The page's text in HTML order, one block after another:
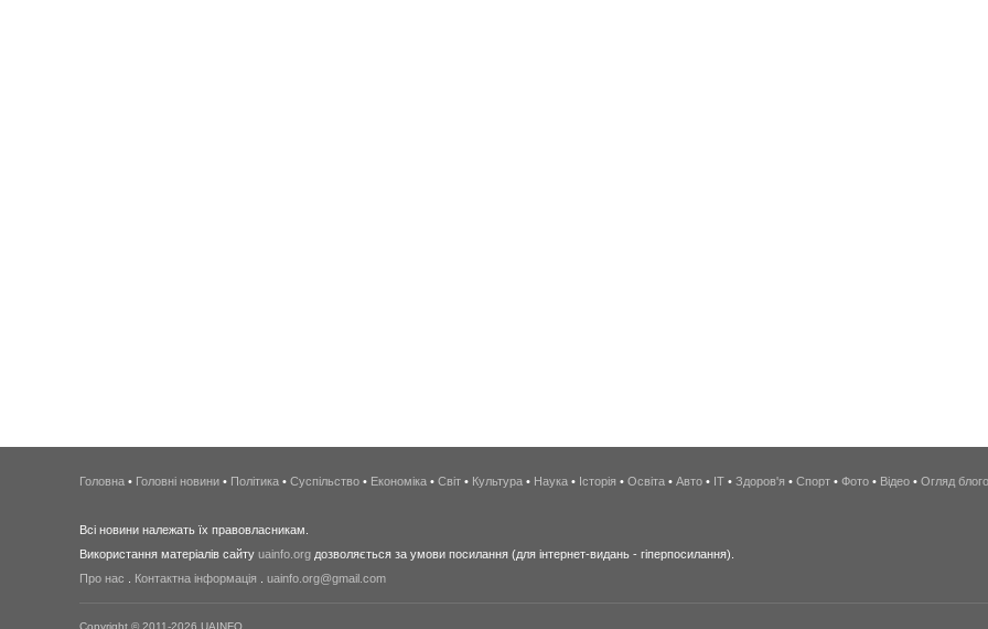
Головна • Головні новини • Політика • Суспільство • Економіка • Світ • Культура • Наука • Історія • Освіта • Авто • IT • Здоров'я • Спорт • Фото • Відео • Огляд
Всі новини належать їх правовласникам.
Використання матеріалів сайту uainfo.org дозволяється за умови посилання (для інтернет-видань - гіперпосилання).
Про нас
Контактна інформація uainfo.org@gmail.com
Copyright © 2011-2026 UAINFO.